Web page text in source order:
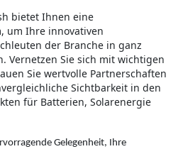
bietet Ihnen eine
um Ihre innovativen
der Branche in ganz
Vernetzen Sie sich mit wichtigen
Sie wertvolle Partnerschaften
Sichtbarkeit in den
für Batterien, Solarenergie
Gelegenheit, Ihre